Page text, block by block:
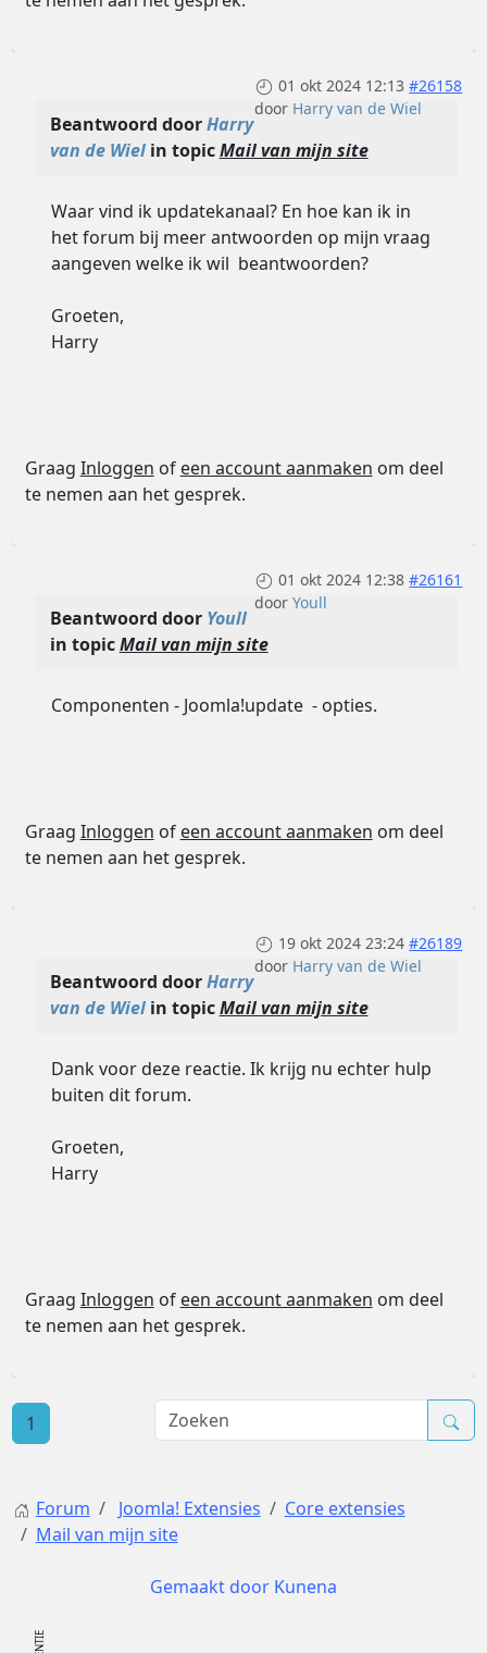
01 okt 2024 12:13 #26158
door Harry van de Wiel
Beantwoord doorHarry
van de Wiel in topicMail van mijn site
Waar vind ik updatekanaal? En hoe kan ik in
het forum bij meer antwoorden op mijn vraag
aangeven welke ik wil beantwoorden?
Groeten,
Harry
Graag Inloggen of een account aanmaken om deel
te nemen aan het gesprek.
01 okt 2024 12:38 #26161
doorYoull
Beantwoord door Youll
in topicMail van mijn site
Componenten - Joomla!update - opties.
Graag Inloggen of een account aanmaken om deel
te nemen aan het gesprek.
19 okt 2024 23:24 #26189
door Harry van de Wiel
Beantwoord doorHarry
van de Wiel in topicMail van mijn site
Dank voor deze reactie. Ik krijg nu echter hulp
buiten dit forum.
Groeten,
Harry
Graag Inloggen of een account aanmaken om deel
te nemen aan het gesprek.
1
Forum Joomla! Extensies
Core extensies
Mail van mijn site
Gemaakt door Kunena